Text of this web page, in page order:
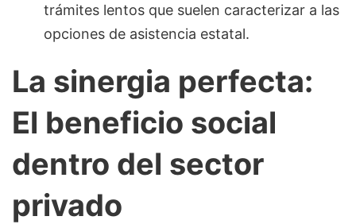
trámites lentos que suelen caracterizar a las
opciones de asistencia estatal.
La sinergia perfecta:
El beneficio social
dentro del sector
privado